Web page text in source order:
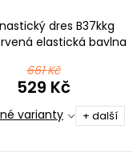
dres B37kkg
elastická bavlna
661 Kč
529 Kč
varianty + další